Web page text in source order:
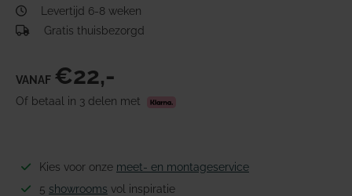
Levertijd 6-8 weken
Gratis thuisbezorgd
VANAF €22,-
Of betaal in 3 delen met
Kies voor onze meet- en montageservice
5 showrooms vol inspiratie